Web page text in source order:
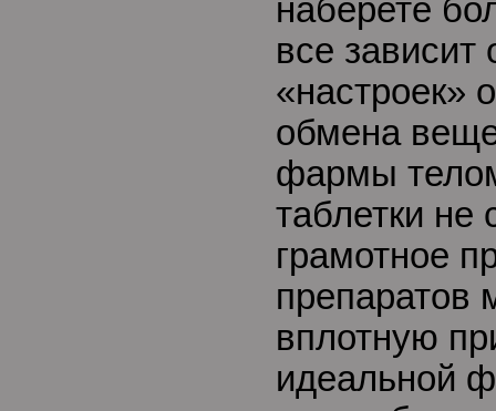
наберете
все зависит
«настроек»
обмена
фармы
таблетки не
грамотное
препаратов
вплотную
идеальной